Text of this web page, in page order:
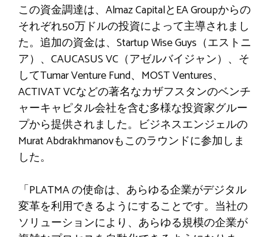
この資金調達は、Almaz CapitalとEA Groupからの
それぞれ50万ドルの投資によって主導されまし
た。追加の資金は、Startup Wise Guys（エストニ
ア）、CAUCASUS VC（アゼルバイジャン）、そ
してTumar Venture Fund、MOST Ventures、
ACTIVAT VCなどの著名なカザフスタンのベンチ
ャーキャピタル会社を含む多様な投資家グルー
プから提供されました。ビジネスエンジェルの
Murat Abdrakhmanovもこのラウンドに参加しま
した。
「PLATMA の使命は、あらゆる企業がデジタル
変革を利用できるようにすることです。当社の
ソリューションにより、あらゆる規模の企業が